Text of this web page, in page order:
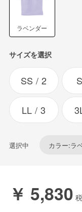
ラベンダー
サイズを選択
SS 2 S
LL 3
選択中 カラー:ラ
￥ 5,830